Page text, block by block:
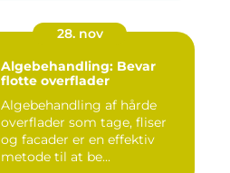
28. nov
Algebehandling: Bevar
flotte overflader
Algebehandling af hårde
overflader som tage, fliser
og facader er en effektiv
metode til at be...